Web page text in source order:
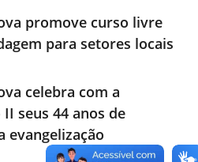
promove curso livre
para setores locais
celebra com a
II seus 44 anos de
evangelização